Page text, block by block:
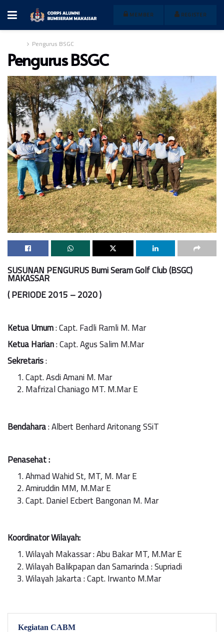
MEMBER REGISTER
Pengurus BSGC
Pengurus BSGC
SUSUNAN PENGURUS Bumi Seram Golf Club (BSGC)
MAKASSAR
( PERIODE 2015 – 2020 )
Ketua Umum: Capt. Fadli Ramli M. Mar
Ketua Harian: Capt. Agus Salim M.Mar
Sekretaris:
Capt. Asdi Amani M. Mar
Mafrizal Chaniago MT. M.Mar E
Bendahara: Albert Benhard Aritonang SSiT
Penasehat :
Ahmad Wahid St, MT, M. Mar E
Amiruddin MM, M.Mar E
Capt. Daniel Ecbert Bangonan M. Mar
Koordinator Wilayah:
Wilayah Makassar : Abu Bakar MT, M.Mar E
Wilayah Balikpapan dan Samarinda : Supriadi
Wilayah Jakarta : Capt. Irwanto M.Mar
Kegiatan CABM